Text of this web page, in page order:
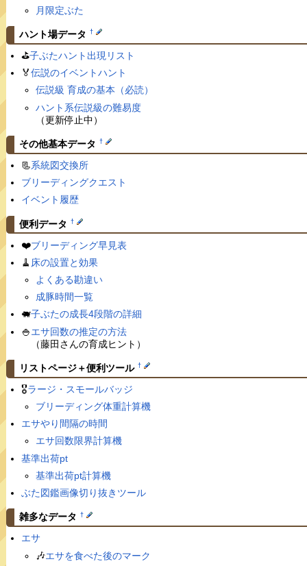
月限定ぶた
ハント場データ †
⛳️子ぶたハント出現リスト
🏅伝説のイベントハント
伝説級 育成の基本（必読）
ハント系伝説級の難易度
（更新停止中）
その他基本データ †
📃系統図交換所
ブリーディングクエスト
イベント履歴
便利データ †
❤️ブリーディング早見表
🧹 床の設置と効果
よくある勘違い
成豚時間一覧
🐖子ぶたの成長4段階の詳細
🍚エサ回数の推定の方法
（藤田さんの育成ヒント）
リストページ＋便利ツール †
🎖ラージ・スモールバッジ
ブリーディング体重計算機
エサやり間隔の時間
エサ回数限界計算機
基準出荷pt
基準出荷pt計算機
ぶた図鑑画像切り抜きツール
雑多なデータ †
エサ
🎶エサを食べた後のマーク